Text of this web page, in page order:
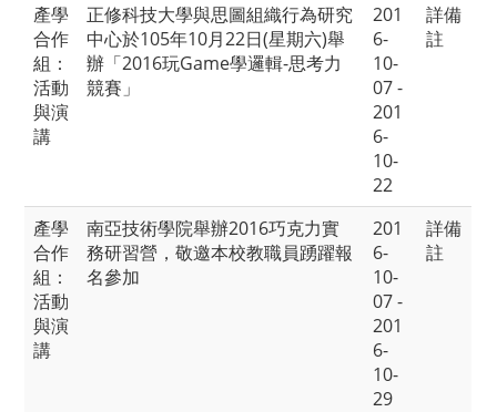
產學
合作
組：
活動
與演
講
正修科技大學與思圖組織行為研究
中心於105年10月22日(星期六)舉
辦「2016玩Game學邏輯-思考力
競賽」
201
6-
10-
07 -
201
6-
10-
22
詳備
註
產學
合作
組：
活動
與演
講
南亞技術學院舉辦2016巧克力實
務研習營，敬邀本校教職員踴躍報
名參加
201
6-
10-
07 -
201
6-
10-
29
詳備
註